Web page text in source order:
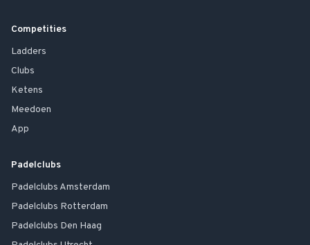
Competities
Ladders
Clubs
Ketens
Meedoen
App
Padelclubs
Padelclubs Amsterdam
Padelclubs Rotterdam
Padelclubs Den Haag